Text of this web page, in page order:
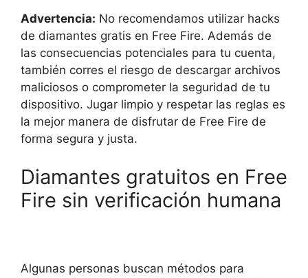
Advertencia: No recomendamos utilizar hacks
de diamantes gratis en Free Fire. Además de
las consecuencias potenciales para tu cuenta,
también corres el riesgo de descargar archivos
maliciosos o comprometer la seguridad de tu
dispositivo. Jugar limpio y respetar las reglas es
la mejor manera de disfrutar de Free Fire de
forma segura y justa.
Diamantes gratuitos en Free
Fire sin verificación humana
Algunas personas buscan métodos para